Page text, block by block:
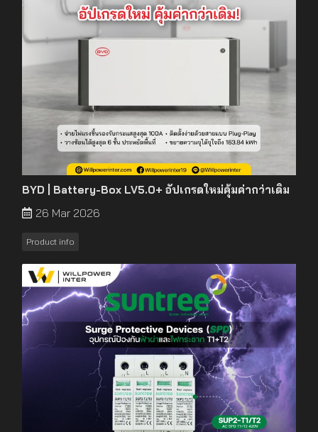
BYD | Battery-Box LV5.0+ อัปเกรดใหม่คุ้มค่ากว่าเดิม
26 Mar 2026
Product info